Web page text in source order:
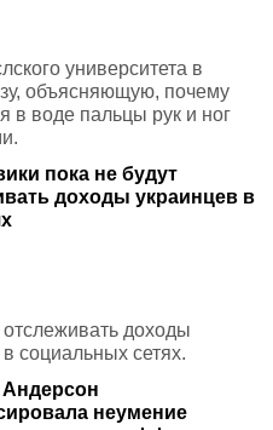
университета в
объясняющую, почему
в воде пальцы рук и ног
пока не будут
доходы украинцев в
отслеживать доходы
социальных сетях.
неумение